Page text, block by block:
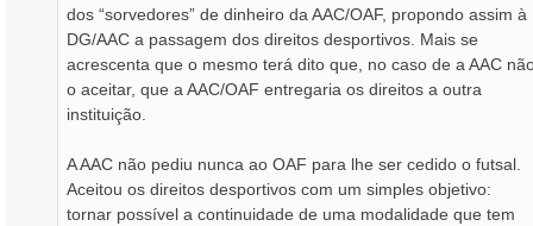
dos “sorvedores” de dinheiro da AAC/OAF, propondo assim à
DG/AAC a passagem dos direitos desportivos. Mais se
acrescenta que o mesmo terá dito que, no caso de a AAC
o aceitar, que a AAC/OAF entregaria os direitos a outra
instituição.
A AAC não pediu nunca ao OAF para lhe ser cedido o futsal.
Aceitou os direitos desportivos com um simples objetivo:
tornar possível a continuidade de uma modalidade que tem